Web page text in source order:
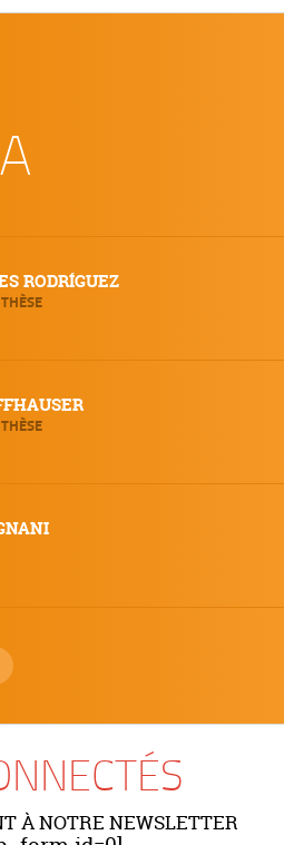
RODRÍGUEZ
À NOTRE NEWSLETTER